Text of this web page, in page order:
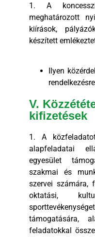
1. A
meghatározott
kiírások,
készített
Ilyen
rendelkezésre
V.
kifizetések
1. A
alapfeladatai
egyesület
szakmai és
szervei számára,
oktatási,
támogatására,
feladatokkal